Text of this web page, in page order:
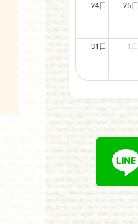
24日 25日
31日 1日